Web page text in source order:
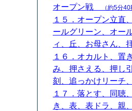
オープン戦
（約5分40
１５．オープン立直
ールグリーン、オー
ィ、丘、お母さん、
１６．オカルト、置
み、押さえる、押し
刻、追っかけリーチ
１７．落とす、同聴
き、表、表ドラ、親